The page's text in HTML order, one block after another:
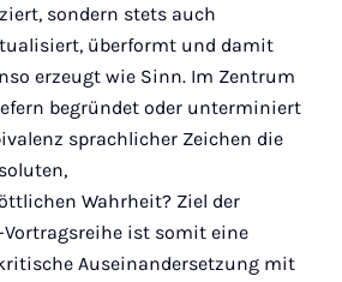
sondern stets auch
überformt und damit
erzeugt wie Sinn. Im Zentrum
begründet oder unterminiert
sprachlicher Zeichen die
Wahrheit? Ziel der
ist somit eine
Auseinandersetzung mit